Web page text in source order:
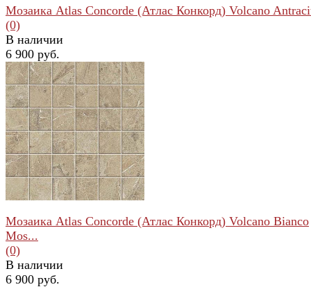
избранное сравнить
Мозаика Atlas Concorde (Атлас Конкорд) Volcano
(0)
В наличии
6 900 руб.
Мозаика Atlas Concorde (Атлас Конкорд) Volcano Bianco
Mos...
(0)
В наличии
6 900 руб.